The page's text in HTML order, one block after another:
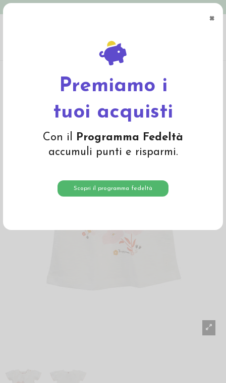
×
Premiamo i
tuoi acquisti
Con il Programma Fedeltà
accumuli punti e risparmi.
Scopri il programma fedeltà
cotone biologico "Happiness" - col. bianco